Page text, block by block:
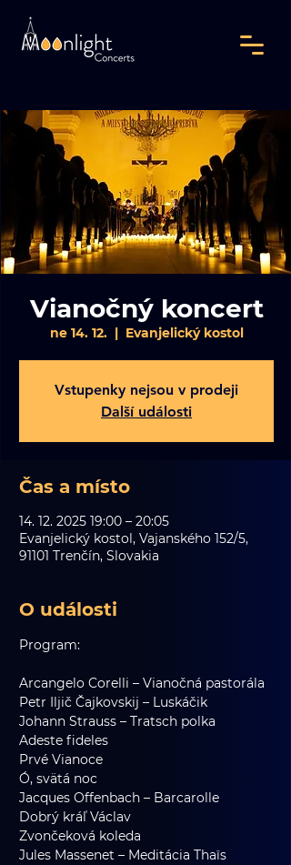
Vianočný koncert
ne 14. 12.
  |
Evanjelický kostol
Vstupenky nejsou v prodeji
Další události
Čas a místo
14. 12. 2025 19:00 – 20:05
Evanjelický kostol, Vajanského 152/5,
91101 Trenčín, Slovakia
O události
Program:
Arcangelo Corelli – Vianočná pastorála
Petr Iljič Čajkovskij – Luskáčik
Johann Strauss – Tratsch polka
Adeste fideles
Prvé Vianoce
Ó, svätá noc
Jacques Offenbach – Barcarolle
Dobrý kráľ Václav
Zvončeková koleda
Jules Massenet – Meditácia Thaïs